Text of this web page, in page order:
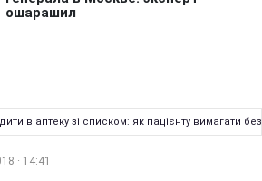
в аптеку зі списком: як пацієнту вимагати
· 14:41